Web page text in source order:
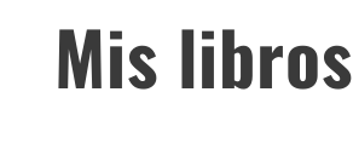
Mis libros